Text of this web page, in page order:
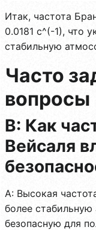
Итак, частота
0.0181 с^(-1), что
стабильную
Часто
вопросы
В: Как
Вейсаля
A: Высокая
более
безопасную для